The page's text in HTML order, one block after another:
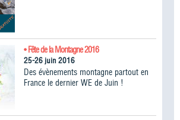
• Fête de la Montagne 2016
25-26 juin 2016
Des évènements montagne partout en
France le dernier WE de Juin !